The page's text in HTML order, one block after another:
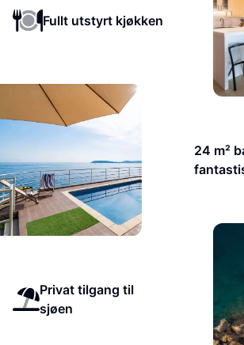
Fullt utstyrt kjøkken
24 m²
Privat tilgang til
sjøen